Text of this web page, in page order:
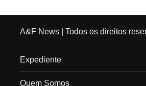
A&F News| Todos os direitos
Expediente
Quem Somos